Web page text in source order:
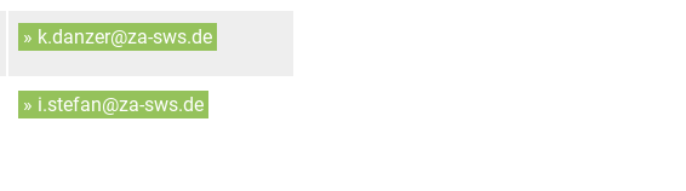
» k.danzer@za-sws.de
» i.stefan@za-sws.de